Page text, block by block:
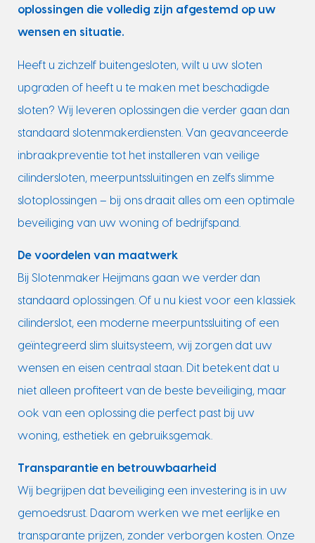
oplossingen die volledig zijn afgestemd op uw
wensen en situatie.
Heeft u zichzelf buitengesloten, wilt u uw sloten
upgraden of heeft u te maken met beschadigde
sloten? Wij leveren oplossingen die verder gaan dan
standaard slotenmakerdiensten. Van geavanceerde
inbraakpreventie tot het installeren van veilige
cilindersloten, meerpuntssluitingen en zelfs slimme
slotoplossingen – bij ons draait alles om een optimale
beveiliging van uw woning of bedrijfspand.
De voordelen van maatwerk
Bij Slotenmaker Heijmans gaan we verder dan
standaard oplossingen. Of u nu kiest voor een klassiek
cilinderslot, een moderne meerpuntssluiting of een
geïntegreerd slim sluitsysteem, wij zorgen dat uw
wensen en eisen centraal staan. Dit betekent dat u
niet alleen profiteert van de beste beveiliging, maar
ook van een oplossing die perfect past bij uw
woning, esthetiek en gebruiksgemak.
Transparantie en betrouwbaarheid
Wij begrijpen dat beveiliging een investering is in uw
gemoedsrust. Daarom werken we met eerlijke en
transparante prijzen, zonder verborgen kosten. Onze